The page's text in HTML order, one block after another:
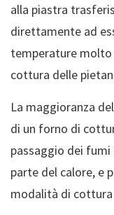
alla piastra
direttamente ad
temperature molto
cottura delle
La maggioranza
di un forno di
passaggio dei
parte del calore, e
modalità di cottura